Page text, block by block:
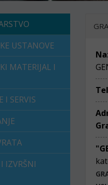
USTANOVE
MATERIJAL I
I SERVIS
IZVRŠNI